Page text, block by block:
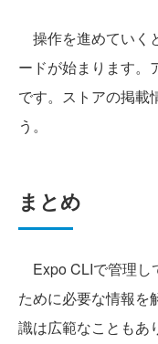
操作を進めていく
ードが始まります。
です。ストアの掲載
う。
まとめ
Expo CLIで管理し
ために必要な情報を
識は広範なこともあ